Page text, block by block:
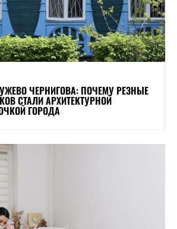
ЧЕРНИГОВА: ПОЧЕМУ РЕЗНЫЕ
СТАЛИ АРХИТЕКТУРНОЙ
ГОРОДА